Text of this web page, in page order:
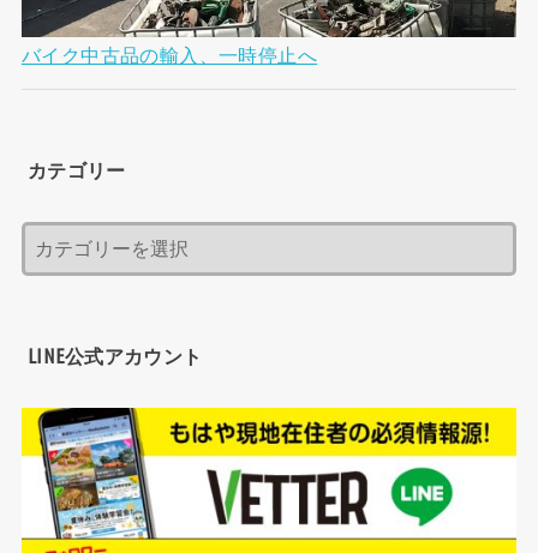
バイク中古品の輸入、一時停止へ
カテゴリー
LINE公式アカウント